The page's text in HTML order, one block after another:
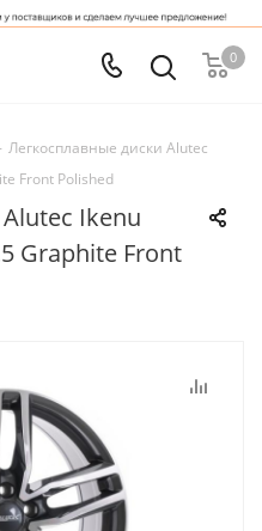
0
Легкосплавные диски Alutec
Front Polished
Ikenu
Graphite Front